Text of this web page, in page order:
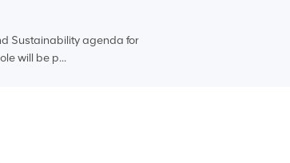
Sustainability agenda for
will be p...